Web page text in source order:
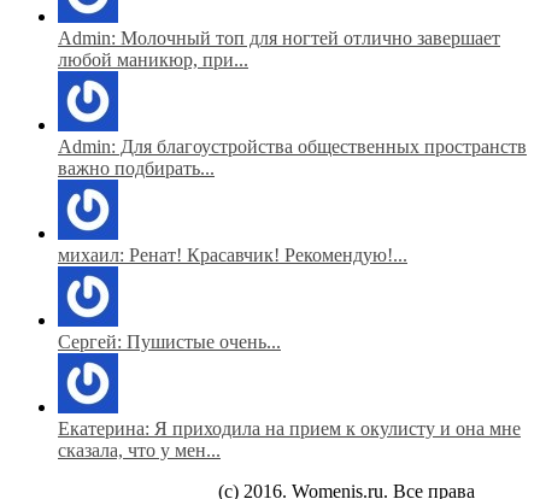
Admin: Молочный топ для ногтей отлично завершает
любой маникюр, при...
Admin: Для благоустройства общественных пространств
важно подбирать...
михаил: Ренат! Красавчик! Рекомендую!...
Сергей: Пушистые очень...
Екатерина: Я приходила на прием к окулисту и она мне
сказала, что у мен...
(c) 2016. Womenis.ru. Все права